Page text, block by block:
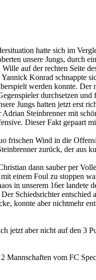
hatte sich im
unsere Jungs, durch
auf der rechten Seite
Konrad schnappte
werden konnte.
durchsetzen
Jungs hatten jetzt erst
Steinbrenner mit
Dieser Fakt gepaart
frischen Wind in die
zurück, der aus
dann sauber per
einem Foul zu stoppen
in unserem 16er
Schiedsrichter
konnte aber nichtmehr
jetzt aber nicht auf den 3
Mannschaften vom FC